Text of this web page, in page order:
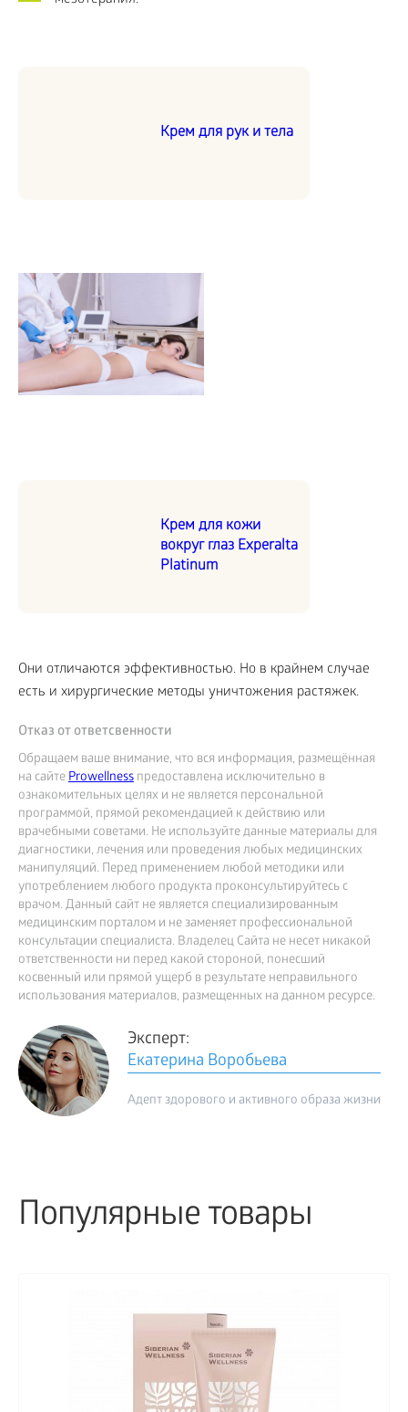
Крем для рук и тела
Крем для кожи
вокруг глаз Experalta
Platinum
Они отличаются эффективностью. Но в крайнем случае
есть и хирургические методы уничтожения растяжек.
Отказ от ответсвенности
Обращаем ваше внимание, что вся информация, размещённая
на сайтеProwellness предоставлена исключительно в
ознакомительных целях и не является персональной
программой, прямой рекомендацией к действию или
врачебными советами. Не используйте данные материалы для
диагностики, лечения или проведения любых медицинских
манипуляций. Перед применением любой методики или
употреблением любого продукта проконсультируйтесь с
врачом. Данный сайт не является специализированным
медицинским порталом и не заменяет профессиональной
консультации специалиста. Владелец Сайта не несет никакой
ответственности ни перед какой стороной, понесший
косвенный или прямой ущерб в результате неправильного
использования материалов, размещенных на данном ресурсе.
Эксперт:
Екатерина Воробьева
Адепт здорового и активного образа жизни
Популярные товары